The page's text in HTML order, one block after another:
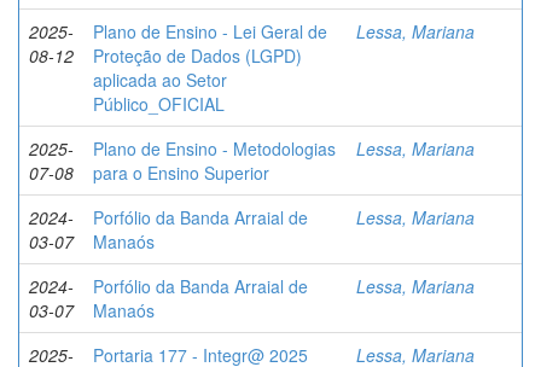
2025-
08-12
Plano de Ensino - Lei Geral de
Proteção de Dados (LGPD)
aplicada ao Setor
Público_OFICIAL
Lessa, Mariana
2025-
07-08
Plano de Ensino - Metodologias
para o Ensino Superior
Lessa, Mariana
2024-
03-07
Porfólio da Banda Arraial de
Manaós
Lessa, Mariana
2024-
03-07
Porfólio da Banda Arraial de
Manaós
Lessa, Mariana
2025-
Portaria 177 - Integr@ 2025 Lessa, Mariana